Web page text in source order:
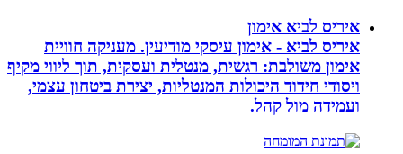
איריס לביא אימון
איריס לביא - אימון עיסקי מודיעין. מעניקה חוויית
אימון משולבת: רגשית, מנטלית ועסקית, תוך ליווי מקיף
ויסודי חידוד היכולות המנטליות, יצירת ביטחון עצמי,
ועמידה מול קהל.